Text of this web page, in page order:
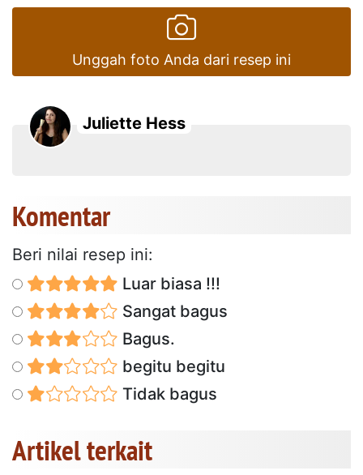
Unggah foto Anda dari resep ini
Juliette Hess
Komentar
Beri nilai resep ini:
Luar biasa !!!
Sangat bagus
Bagus.
begitu begitu
Tidak bagus
Artikel terkait